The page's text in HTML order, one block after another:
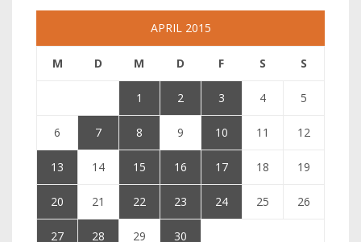
APRIL 2015
M D M D F S S
1 2 3 4 5
6 7 8 9 10 11 12
13 14 15 16 17 18 19
20 21 22 23 24 25 26
27 28 29
30